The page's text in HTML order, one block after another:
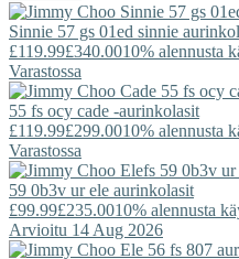
Sinnie 57 gs 01ed sinnie
£119.99£340.0010% alennusta
Varastossa
55 fs ocy cade -aurinkolasit
£119.99£299.0010% alennusta
Varastossa
59 0b3v ur ele aurinkolasit
£99.99£235.0010% alennusta
Arvioitu 14 Aug 2026